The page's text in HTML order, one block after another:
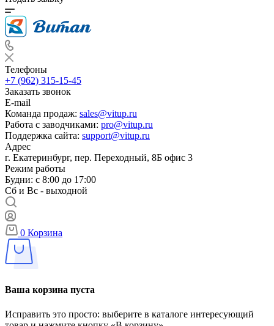
Телефоны
+7 (962) 315-15-45
Заказать звонок
E-mail
Команда продаж: sales@vitup.ru
Работа с заводчиками: pro@vitup.ru
Поддержка сайта: support@vitup.ru
Адрес
г. Екатеринбург, пер. Переходный, 8Б офис 3
Режим работы
Будни: с 8:00 до 17:00
Сб и Вс - выходной
0 Корзина
Ваша корзина пуста
Исправить это просто: выберите в каталоге интересующий